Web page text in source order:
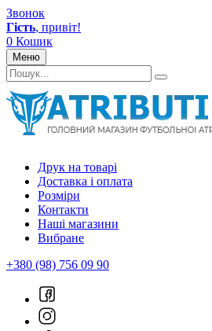
Звонок
Гість, привіт!
0 Кошик
Меню
Друк на товарі
Доставка і оплата
Розміри
Контакти
Наші магазини
Вибране
+380 (98) 756 09 90